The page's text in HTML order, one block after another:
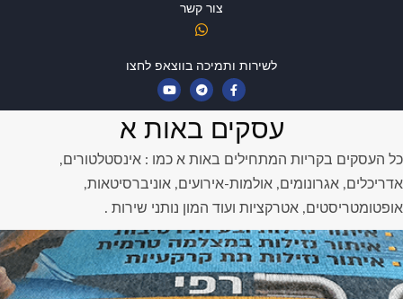
צור קשר
לשירות ותמיכה בווצאפ לחצו
עסקים באות א
כל העסקים בקריות המתחילים באות א כמו : אינסטלטורים,
אדריכלים, אגרונומים, אולמות-אירועים, אוניברסיטאות,
אופטומטריסטים, אטרקציות ועוד המון נותני שירות .